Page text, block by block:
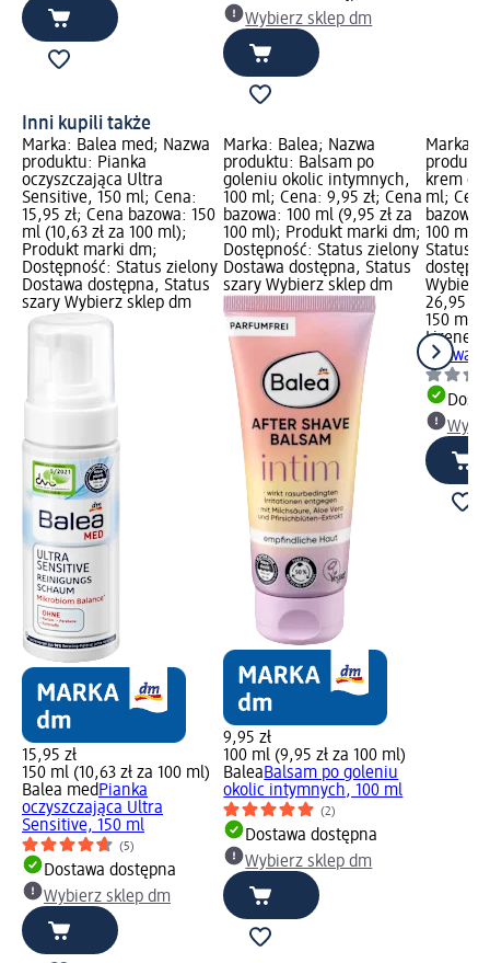
Wybierz sklep dm
Inni kupili także
Marka: Balea med; Nazwa
produktu: Pianka
oczyszczająca Ultra
Sensitive, 150 ml; Cena:
15,95 zł; Cena bazowa: 150
ml (10,63 zł za 100 ml);
Produkt marki dm;
Dostępność: Status zielony
Dostawa dostępna, Status
szary Wybierz sklep dm
15,95 zł
150 ml (10,63 zł za 100 ml)
Balea medPianka
oczyszczająca Ultra
Sensitive, 150 ml
(5)
Dostawa dostępna
Wybierz sklep dm
Marka: Balea; Nazwa
produktu: Balsam po
goleniu okolic intymnych,
100 ml; Cena: 9,95 zł; Cena
bazowa: 100 ml (9,95 zł za
100 ml); Produkt marki dm;
Dostępność: Status zielony
Dostawa dostępna, Status
szary Wybierz sklep dm
9,95 zł
100 ml (9,95 zł za 100 ml)
BaleaBalsam po goleniu
okolic intymnych, 100 ml
(2)
Dostawa dostępna
Wybierz sklep dm
Marka:
krem do
ml;
bazowa:
100 ml);
Status
Wybierz
26,95 zł
150 ml
Lirene
do